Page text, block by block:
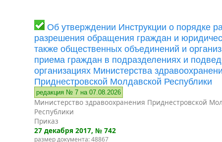
Об утверждении Инструкции о порядке
разрешения обращения граждан и
также общественных объединений и
приема граждан в подразделениях и
организациях Министерства
Приднестровской Молдавской Республики
редакция № 7 на 07.08.2026
Министерство здравоохранения Приднестровской
Республики
Приказ
27 декабря 2017, № 742
размер документа: 48867